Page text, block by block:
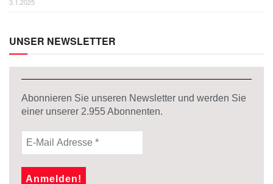
UNSER NEWSLETTER
Abonnieren Sie unseren Newsletter und werden Sie
einer unserer 2.955Abonnenten.